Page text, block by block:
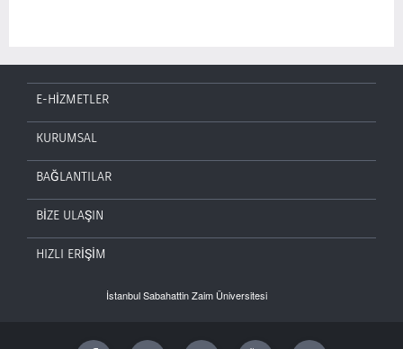
E-HİZMETLER
KURUMSAL
BAĞLANTILAR
BİZE ULAŞIN
HIZLI ERİŞİM
İstanbul Sabahattin Zaim Üniversitesi